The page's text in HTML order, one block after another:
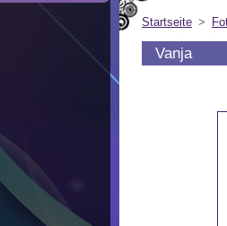
Startseite >
Vanja